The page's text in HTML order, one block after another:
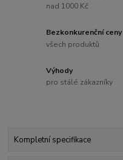
nad 1000 Kč
Bezkonkurenční ceny
všech produktů
Výhody
pro stálé zákazníky
Kompletní specifikace